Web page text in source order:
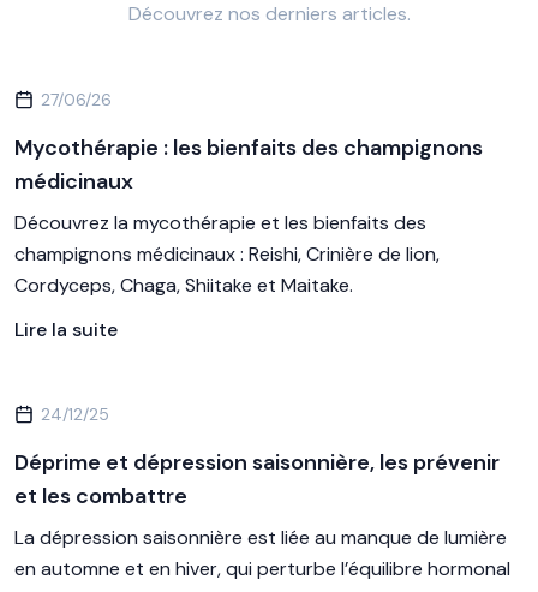
Découvrez nos derniers articles.
27/06/26
Mycothérapie : les bienfaits des champignons
médicinaux
Découvrez la mycothérapie et les bienfaits des
champignons médicinaux : Reishi, Crinière de lion,
Cordyceps, Chaga, Shiitake et Maitake.
Lire la suite
24/12/25
Déprime et dépression saisonnière, les prévenir
et les combattre
La dépression saisonnière est liée au manque de lumière
en automne et en hiver, qui perturbe l’équilibre hormonal